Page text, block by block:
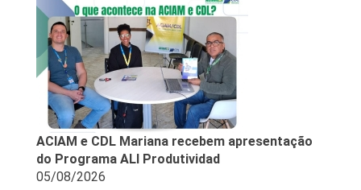
ACIAM e CDL Mariana recebem apresentação
do Programa ALI Produtividad
05/08/2026